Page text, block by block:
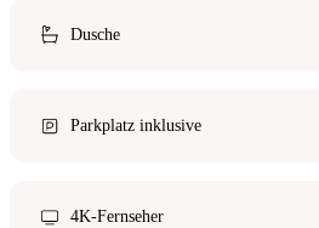
Dusche
Parkplatz inklusive
4K-Fernseher